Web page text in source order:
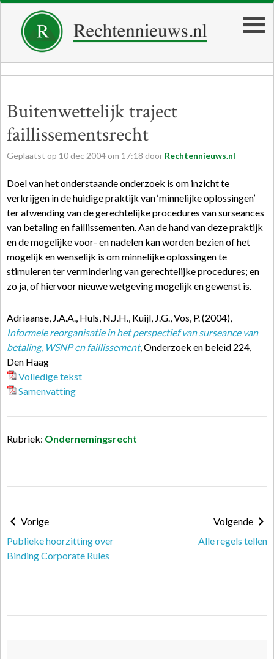
Buitenwettelijk traject
faillissementsrecht
Geplaatst op 10 dec 2004 om 17:18 door Rechtennieuws.nl
Doel van het onderstaande onderzoek is om inzicht te
verkrijgen in de huidige praktijk van ‘minnelijke oplossingen’
ter afwending van de gerechtelijke procedures van surseances
van betaling en faillissementen. Aan de hand van deze praktijk
en de mogelijke voor- en nadelen kan worden bezien of het
mogelijk en wenselijk is om minnelijke oplossingen te
stimuleren ter vermindering van gerechtelijke procedures; en
zo ja, of hiervoor nieuwe wetgeving mogelijk en gewenst is.
Adriaanse, J.A.A., Huls, N.J.H., Kuijl, J.G., Vos, P. (2004),
Informele reorganisatie in het perspectief van surseance van
betaling, WSNP en faillissement,Onderzoek en beleid 224,
Den Haag
Volledige tekst
Samenvatting
Rubriek: Ondernemingsrecht
Vorige
Publieke hoorzitting over
Binding Corporate Rules
Volgende
Alle regels tellen